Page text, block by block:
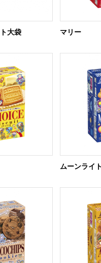
大袋 マリー
ムーンライト